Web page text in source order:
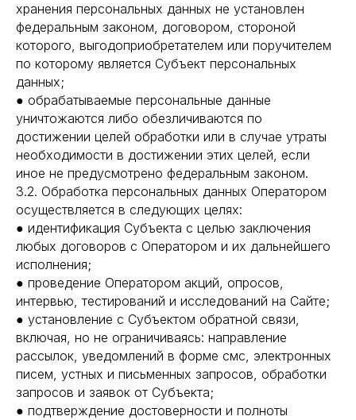
хранения персональных данных не установлен
федеральным законом, договором, стороной
которого, выгодоприобретателем или поручителем
по которому является Субъект персональных
данных;
● обрабатываемые персональные данные
уничтожаются либо обезличиваются по
достижении целей обработки или в случае утраты
необходимости в достижении этих целей, если
иное не предусмотрено федеральным законом.
3.2. Обработка персональных данных Оператором
осуществляется в следующих целях:
● идентификация Субъекта с целью заключения
любых договоров с Оператором и их дальнейшего
исполнения;
● проведение Оператором акций, опросов,
интервью, тестирований и исследований на Сайте;
● установление с Субъектом обратной связи,
включая, но не ограничиваясь: направление
рассылок, уведомлений в форме смс, электронных
писем, устных и письменных запросов, обработки
запросов и заявок от Субъекта;
● подтверждение достоверности и полноты